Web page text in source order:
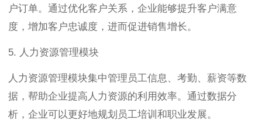
户订单。通过优化客户关系，企业能够提升客户满意
度，增加客户忠诚度，进而促进销售增长。
5. 人力资源管理模块
人力资源管理模块集中管理员工信息、考勤、薪资等数
据，帮助企业提高人力资源的利用效率。通过数据分
析，企业可以更好地规划员工培训和职业发展。